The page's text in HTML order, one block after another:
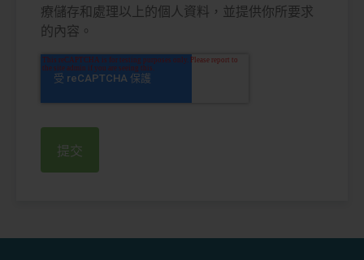
療儲存和處理以上的個人資料，並提供你所要求
的內容。